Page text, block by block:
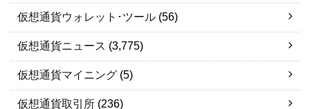
仮想通貨ウォレット･ツール (56)
仮想通貨ニュース (3,775)
仮想通貨マイニング (5)
仮想通貨取引所 (236)